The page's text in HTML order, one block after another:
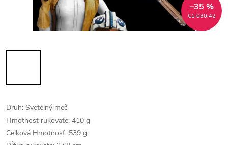
€1 030,42
–35 %
Druh: Svetelný meč
Hmotnosť rukoväte: 410 g
Celková Hmotnosť: 539 g